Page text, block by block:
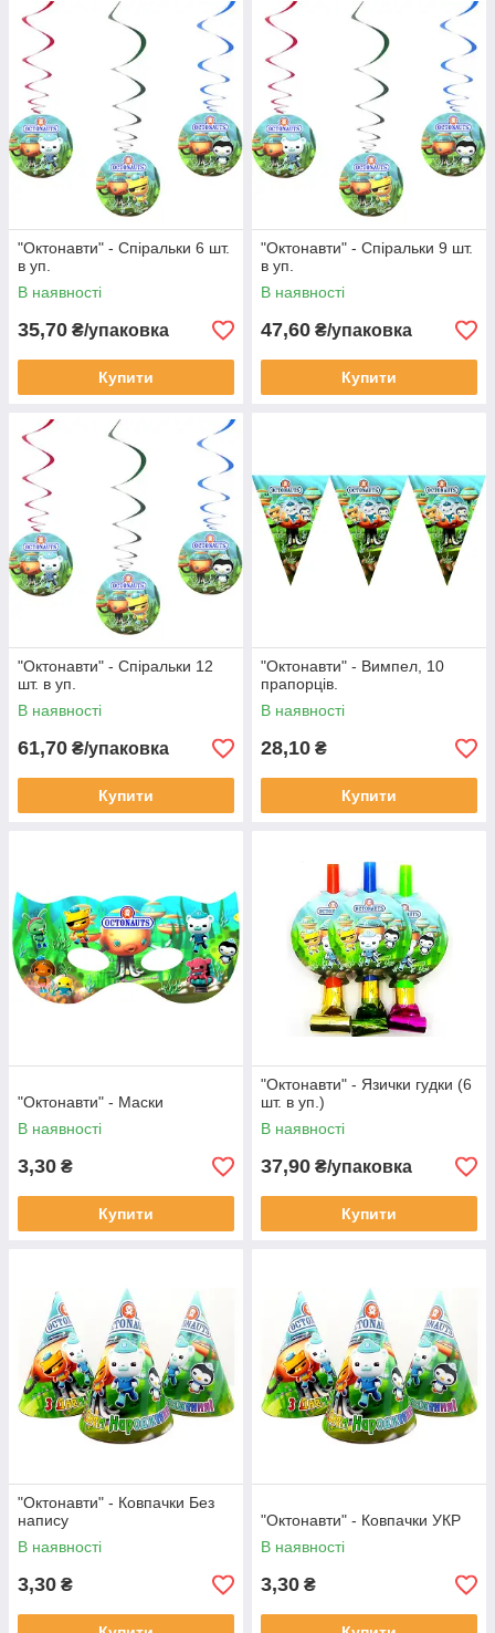
"Октонавти" - Спіральки 6 шт.
в уп.
В наявності
35,70 ₴/упаковка
Купити
"Октонавти" - Спіральки 9 шт.
в уп.
В наявності
47,60 ₴/упаковка
Купити
"Октонавти" - Спіральки 12
шт. в уп.
В наявності
61,70 ₴/упаковка
Купити
"Октонавти" - Вимпел, 10
прапорців.
В наявності
28,10 ₴
Купити
"Октонавти" - Маски
В наявності
3,30 ₴
Купити
"Октонавти" - Язички гудки (6
шт. в уп.)
В наявності
37,90 ₴/упаковка
Купити
"Октонавти" - Ковпачки Без
напису
В наявності
3,30 ₴
"Октонавти" - Ковпачки УКР
В наявності
3,30 ₴